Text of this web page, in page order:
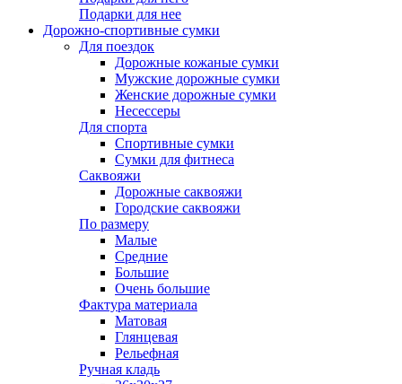
Подарки для нее
Дорожно-спортивные сумки
Для поездок
Дорожные кожаные сумки
Мужские дорожные сумки
Женские дорожные сумки
Несессеры
Для спорта
Спортивные сумки
Сумки для фитнеса
Саквояжи
Дорожные саквояжи
Городские саквояжи
По размеру
Малые
Средние
Большие
Очень большие
Фактура материала
Матовая
Глянцевая
Рельефная
Ручная кладь